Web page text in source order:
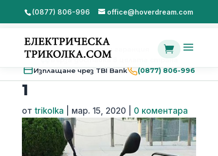
(0877) 806-996 office@hoverdream.com

2 години гаранция
Бърза доставка в цялата страна
Изплащане чрез TBI Bank
(0877) 806-996
1
от trikolka мар. 15, 2020 0 коментара